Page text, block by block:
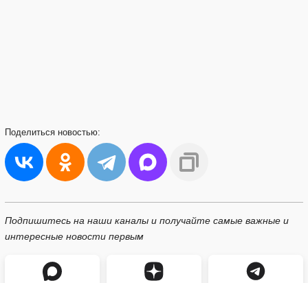
Поделиться новостью:
Подпишитесь на наши каналы и получайте самые важные и
интересные новости первым